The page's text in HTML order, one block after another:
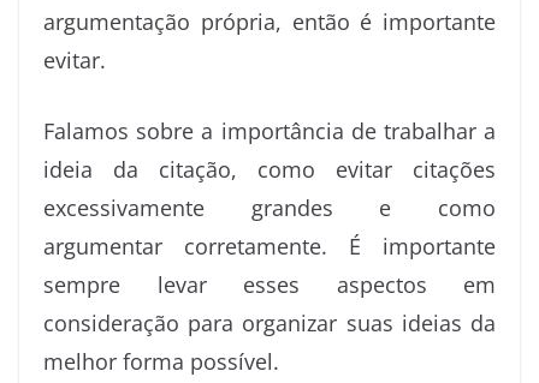
argumentação própria, então é importante
evitar.
Falamos sobre a importância de trabalhar a
ideia da citação, como evitar citações
excessivamente grandes e como
argumentar corretamente. É importante
sempre levar esses aspectos em
consideração para organizar suas ideias da
melhor forma possível.